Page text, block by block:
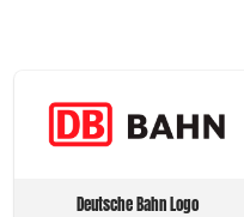
Deutsche Bahn Logo